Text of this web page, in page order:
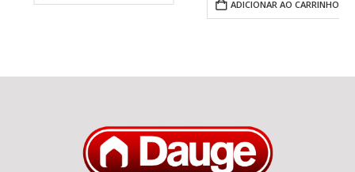
ADICIONAR AO CARRINHO